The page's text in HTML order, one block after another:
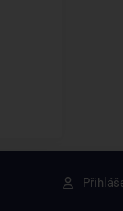
dřív než